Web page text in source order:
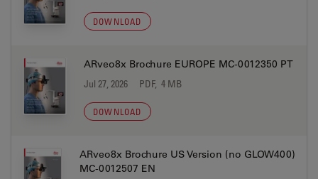
DOWNLOAD
ARveo8x Brochure EUROPE MC-0012350 PT
Jul 27, 2026 PDF, 4 MB
DOWNLOAD
ARveo8x Brochure US Version (no GLOW400)
MC-0012507 EN